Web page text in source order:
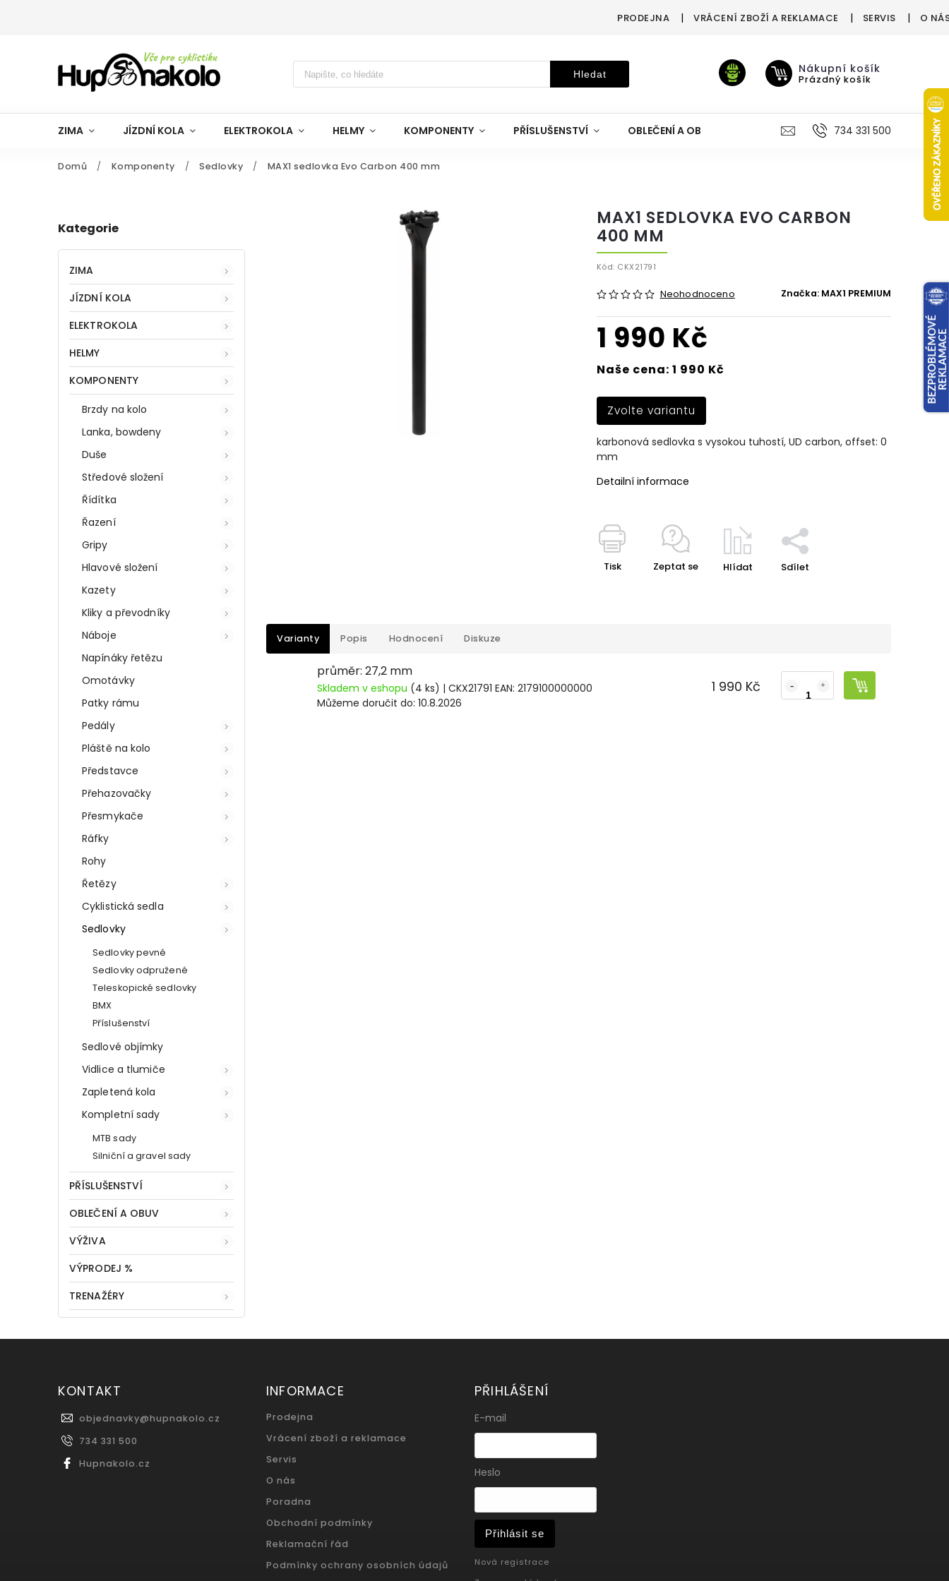
PRODEJNA VRÁCENÍ ZBOŽÍ A REKLAMACE SERVIS O
Hledat Nákupní košík
Prázdný košík
ZIMA JÍZDNÍ KOLA ELEKTROKOLA HELMY KOMPONENTY PŘÍSLUŠENSTVÍ OBLEČENÍ A OBUV VÝŽIVA VÝPRODEJ %
734 331 500
Domů / Komponenty / Sedlovky / MAX1 sedlovka Evo Carbon 400 mm
Kategorie
ZIMA
JÍZDNÍ KOLA
ELEKTROKOLA
HELMY
KOMPONENTY
Brzdy na kolo
Lanka, bowdeny
Duše
Středové složení
Řídítka
Řazení
Gripy
Hlavové složení
Kazety
Kliky a převodníky
Náboje
Napínáky řetězu
Omotávky
Patky rámu
Pedály
Pláště na kolo
Představce
Přehazovačky
Přesmykače
Ráfky
Rohy
Řetězy
Cyklistická sedla
Sedlovky
Sedlovky pevné
Sedlovky odpružené
Teleskopické sedlovky
BMX
Příslušenství
Sedlové objímky
Vidlice a tlumiče
Zapletená kola
Kompletní sady
MTB sady
Silniční a gravel sady
PŘÍSLUŠENSTVÍ
OBLEČENÍ A OBUV
VÝŽIVA
VÝPRODEJ %
TRENAŽÉRY
MAX1 SEDLOVKA EVO CARBON
400 MM
Kód: CKX21791
Neohodnoceno Značka: MAX1 PREMIUM
1 990 Kč
Naše cena: 1 990 Kč
Zvolte variantu
karbonová sedlovka s vysokou tuhostí, UD carbon, offset: 0
mm
Detailní informace
Tisk Zeptat se Hlídat Sdílet
Varianty Popis Hodnocení Diskuze
průměr: 27,2 mm
Skladem v eshopu (4 ks) | CKX21791 EAN: 2179100000000
Můžeme doručit do: 10.8.2026
1 990 Kč
KONTAKT
objednavky@hupnakolo.cz
734 331 500
Hupnakolo.cz
INFORMACE
Prodejna
Vrácení zboží a reklamace
Servis
O nás
Poradna
Obchodní podmínky
Reklamační řád
Podmínky ochrany osobních údajů
PŘIHLÁŠENÍ
E-mail
Heslo
Přihlásit se
Nová registrace